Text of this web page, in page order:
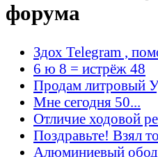
форума
Здох Telegram ,
6 ю 8 = истрёж 48
Продам литровый
Мне сегодня 50...
Отличие ходовой
Поздравьте! Взял
Алюминиевый обод